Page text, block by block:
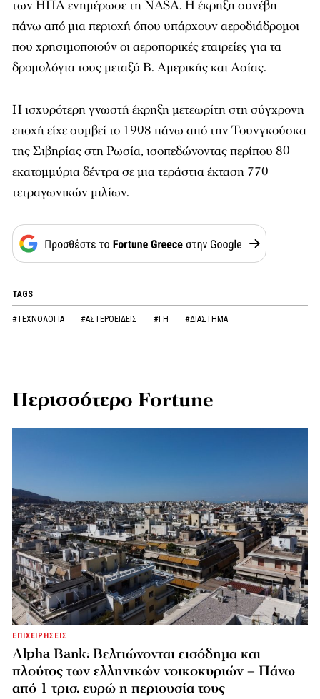
των ΗΠΑ ενημέρωσε τη NASA. Η έκρηξη συνέβη
πάνω από μια περιοχή όπου υπάρχουν αεροδιάδρομοι
που χρησιμοποιούν οι αεροπορικές εταιρείες για τα
δρομολόγια τους μεταξύ Β. Αμερικής και Ασίας.
Η ισχυρότερη γνωστή έκρηξη μετεωρίτη στη σύγχρονη
εποχή είχε συμβεί το 1908 πάνω από την Τουνγκούσκα
της Σιβηρίας στη Ρωσία, ισοπεδώνοντας περίπου 80
εκατομμύρια δέντρα σε μια τεράστια έκταση 770
τετραγωνικών μιλίων.
TAGS
#ΤΕΧΝΟΛΟΓΙΑ #ΑΣΤΕΡΟΕΙΔΕΙΣ #ΓΗ #ΔΙΑΣΤΗΜΑ
Περισσότερο Fortune
ΕΠΙΧΕΙΡΗΣΕΙΣ
Alpha Bank: Βελτιώνονται εισόδημα και
πλούτος των ελληνικών νοικοκυριών – Πάνω
από 1 τρισ. ευρώ η περιουσία τους